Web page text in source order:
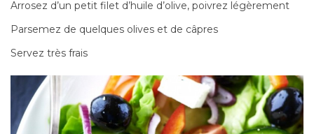
Arrosez d’un petit filet d’huile d’olive, poivrez légèrement
Parsemez de quelques olives et de câpres
Servez très frais